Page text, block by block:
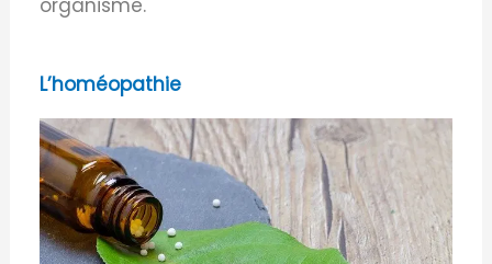
organisme.
L’homéopathie